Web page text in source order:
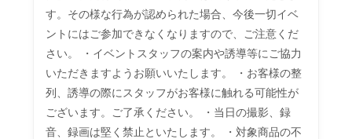
す。その様な行為が認められた場合、今後一切イベ
ントにはご参加できなくなりますので、ご注意くだ
さい。 ・イベントスタッフの案内や誘導等にご協力
いただきますようお願いいたします。 ・お客様の整
列、誘導の際にスタッフがお客様に触れる可能性が
ございます。ご了承ください。 ・当日の撮影、録
音、録画は堅く禁止といたします。 ・対象商品の不